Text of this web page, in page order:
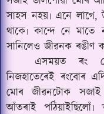
সাহস নহয়৷ এনে
থাকে৷ কান্দে নে মাতে
সানিলেও জীৱনক ৰঙীণ
এসময়ত ৰং
নিজহাতেৰেই ৰংবোৰ
মোৰ জীৱনটোক সজাই
আঁতৰাই